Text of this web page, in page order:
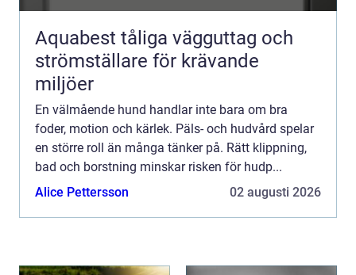
Aquabest tåliga vägguttag och
strömställare för krävande
miljöer
En välmående hund handlar inte bara om bra
foder, motion och kärlek. Päls- och hudvård spelar
en större roll än många tänker på. Rätt klippning,
bad och borstning minskar risken för hudp...
Alice Pettersson
02 augusti 2026